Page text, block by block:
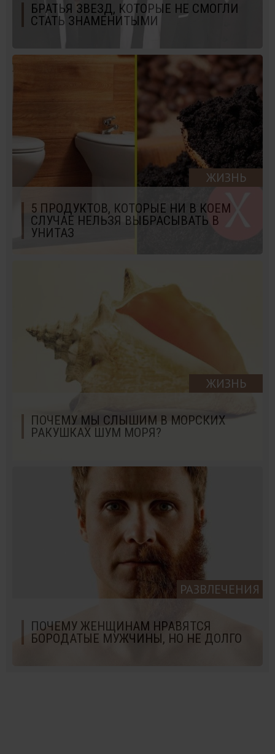
БРАТЬЯ ЗВЕЗД, КОТОРЫЕ НЕ СМОГЛИ
СТАТЬ ЗНАМЕНИТЫМИ
ЖИЗНЬ
5 ПРОДУКТОВ, КОТОРЫЕ НИ В КОЕМ
СЛУЧАЕ НЕЛЬЗЯ ВЫБРАСЫВАТЬ В
УНИТАЗ
ЖИЗНЬ
ПОЧЕМУ МЫ СЛЫШИМ В МОРСКИХ
РАКУШКАХ ШУМ МОРЯ?
РАЗВЛЕЧЕНИЯ
ПОЧЕМУ ЖЕНЩИНАМ НРАВЯТСЯ
БОРОДАТЫЕ МУЖЧИНЫ, НО НЕ ДОЛГО